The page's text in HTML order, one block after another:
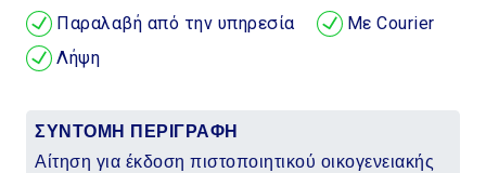
Παραλαβή από την υπηρεσία
Με Courier
Λήψη
ΣΥΝΤΟΜΗ ΠΕΡΙΓΡΑΦΗ
Αίτηση για έκδοση πιστοποιητικού οικογενειακής